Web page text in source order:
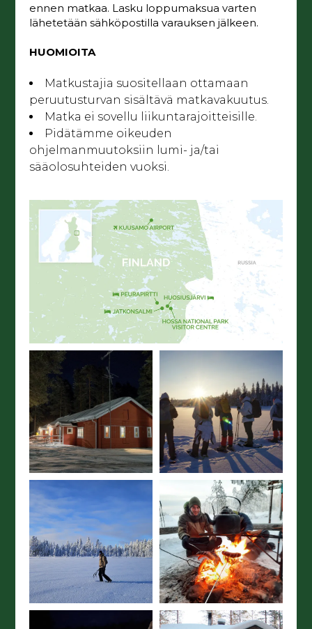
ennen matkaa. Lasku loppumaksua varten
lähetetään sähköpostilla varauksen jälkeen.
HUOMIOITA
Matkustajia suositellaan ottamaan
peruutusturvan sisältävä matkavakuutus.
Matka ei sovellu liikuntarajoitteisille.
Pidätämme oikeuden
ohjelmanmuutoksiin lumi- ja/tai
sääolosuhteiden vuoksi.